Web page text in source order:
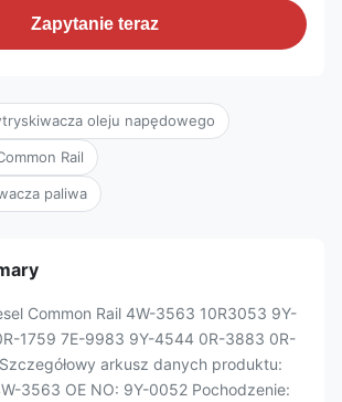
Zapytanie teraz
oleju napędowego
Rail
paliwa
Common Rail 4W-3563 10R3053 9Y-
1759 7E-9983 9Y-4544 0R-3883 0R-
arkusz danych produktu:
3563 OE NO: 9Y-0052 Pochodzenie: